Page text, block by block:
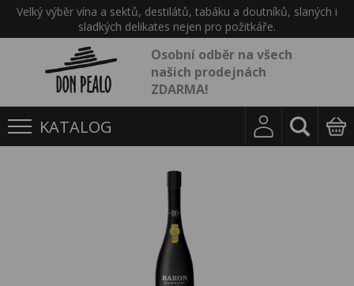
Velký výběr vína a sektů, destilátů, tabáku a doutníků, slaných i
sladkých delikates nejen pro požitkáře.
Osobní odběr na všech
našich prodejnách
ZDARMA!
KATALOG